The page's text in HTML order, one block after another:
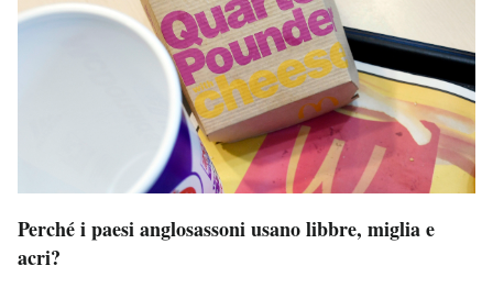
AREA PERSONALE
Area Personale
Perché i paesi anglosassoni usano libbre, miglia e
acri?